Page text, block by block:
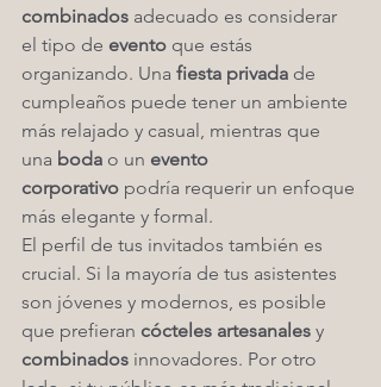
combinados adecuado es considerar
el tipo de evento que estás
organizando. Una fiesta privada de
cumpleaños puede tener un ambiente
más relajado y casual, mientras que
una boda o un evento
corporativo podría requerir un enfoque
más elegante y formal.
El perfil de tus invitados también es
crucial. Si la mayoría de tus asistentes
son jóvenes y modernos, es posible
que prefieran cócteles artesanales y
combinados innovadores. Por otro